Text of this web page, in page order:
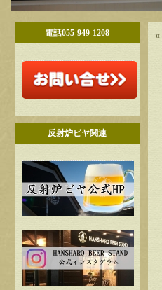
電話055-949-1208
反射炉ビヤ関連
«